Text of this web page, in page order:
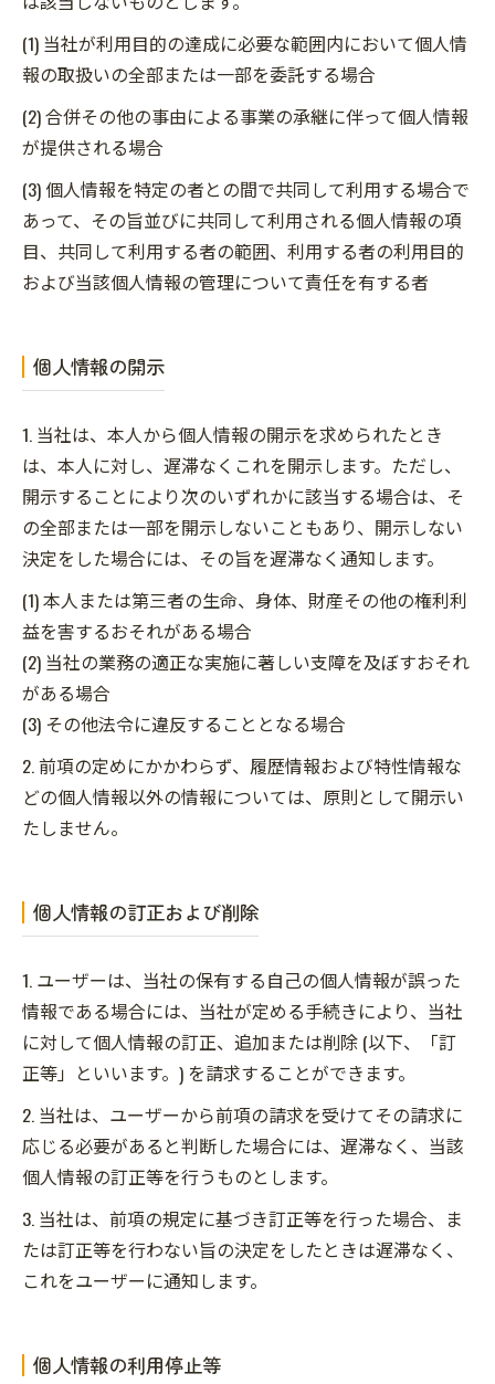
(1) 当社が利用目的の達成に必要な範囲内において個人情
報の取扱いの全部または一部を委託する場合
(2) 合併その他の事由による事業の承継に伴って個人情報
が提供される場合
(3) 個人情報を特定の者との間で共同して利用する場合で
あって、その旨並びに共同して利用される個人情報の項
目、共同して利用する者の範囲、利用する者の利用目的
および当該個人情報の管理について責任を有する者
個人情報の開示
1. 当社は、本人から個人情報の開示を求められたとき
は、本人に対し、遅滞なくこれを開示します。ただし、
開示することにより次のいずれかに該当する場合は、そ
の全部または一部を開示しないこともあり、開示しない
決定をした場合には、その旨を遅滞なく通知します。
(1) 本人または第三者の生命、身体、財産その他の権利利
益を害するおそれがある場合
(2) 当社の業務の適正な実施に著しい支障を及ぼすおそれ
がある場合
(3) その他法令に違反することとなる場合
2. 前項の定めにかかわらず、履歴情報および特性情報な
どの個人情報以外の情報については、原則として開示い
たしません。
個人情報の訂正および削除
1. ユーザーは、当社の保有する自己の個人情報が誤った
情報である場合には、当社が定める手続きにより、当社
に対して個人情報の訂正、追加または削除 (以下、「訂
正等」といいます。) を請求することができます。
2. 当社は、ユーザーから前項の請求を受けてその請求に
応じる必要があると判断した場合には、遅滞なく、当該
個人情報の訂正等を行うものとします。
3. 当社は、前項の規定に基づき訂正等を行った場合、ま
たは訂正等を行わない旨の決定をしたときは遅滞なく、
これをユーザーに通知します。
個人情報の利用停止等